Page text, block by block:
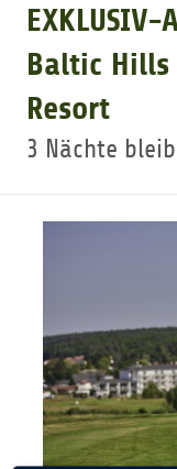
GOLF CARD
EXKLUSIV-
Baltic Hills
Resort
3 Nächte